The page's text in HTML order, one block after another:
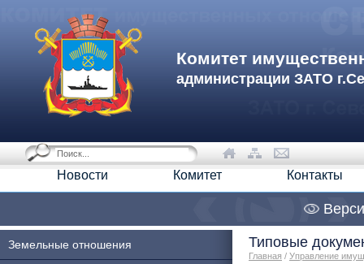
Комитет
администрации ЗАТО
Новости Комитет Контакты
Земельные отношения Типовые
Главная / Управление